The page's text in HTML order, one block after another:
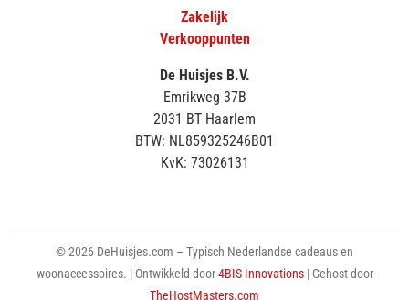
Zakelijk
Verkooppunten
De Huisjes B.V.
Emrikweg 37B
2031 BT Haarlem
BTW: NL859325246B01
KvK: 73026131
© 2026 DeHuisjes.com – Typisch Nederlandse cadeaus en
woonaccessoires. | Ontwikkeld door4BIS Innovations | Gehost door
TheHostMasters.com